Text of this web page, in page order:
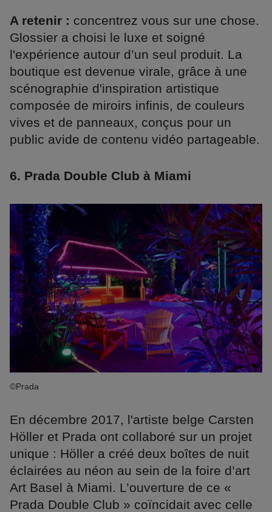
A retenir : concentrez vous sur une chose.
Glossier a choisi le luxe et soigné
l'expérience autour d’un seul produit. La
boutique est devenue virale, grâce à une
scénographie d'inspiration artistique
composée de miroirs infinis, de couleurs
vives et de panneaux, conçus pour un
public avide de contenu vidéo partageable.
6. Prada Double Club à Miami
©Prada
En décembre 2017, l'artiste belge Carsten
Höller et Prada ont collaboré sur un projet
unique : Höller a créé deux boîtes de nuit
éclairées au néon au sein de la foire d’art
Art Basel à Miami. L’ouverture de ce «
Prada Double Club » coïncidait avec celle